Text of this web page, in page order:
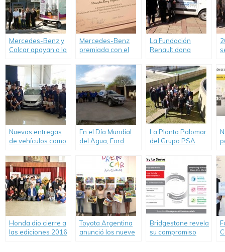
Mercedes-Benz y
Colcar apoyan a la
de Virrey del Pino.
Mercedes-Benz
premiada con el
Social de
Empresas
La Fundación
Renault dona
Renault Kangoo a
CONIN
Nuevas entregas
de vehículos como
estudio a
instituciones
técnicas de la
mano de PSA
Peugeot Citroën
Argentina.
En el Día Mundial
del Agua, Ford
compromiso con
quienes más la
necesitan.
La Planta Palomar
del Grupo PSA
plan de
sustentabilidad
Honda dio cierre a
las ediciones 2016
Toyota Argentina
anunció los nueve
Bridgestone revela
su compromiso